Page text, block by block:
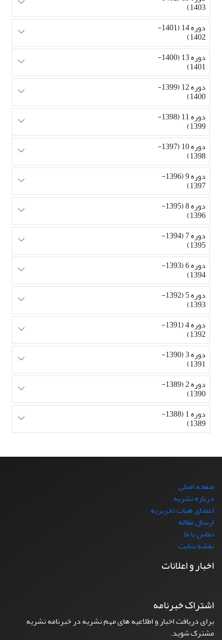
1403)
دوره 14 (1401-
1402)
دوره 13 (1400-
1401)
دوره 12 (1399-
1400)
دوره 11 (1398-
1399)
دوره 10 (1397-
1398)
دوره 9 (1396-
1397)
دوره 8 (1395-
1396)
دوره 7 (1394-
1395)
دوره 6 (1393-
1394)
دوره 5 (1392-
1393)
دوره 4 (1391-
1392)
دوره 3 (1390-
1391)
دوره 2 (1389-
1390)
دوره 1 (1388-
1389)
صفحه اصلی
درباره نشریه
اعضای هیات تحریریه
ارسال مقاله
تماس با ما
نقشه سایت
اخبار و اعلانات
اشتراک خبرنامه
برای دریافت اخبار و اطلاعیه های مهم نشریه در خبرنامه نشریه
مشترک شوید.